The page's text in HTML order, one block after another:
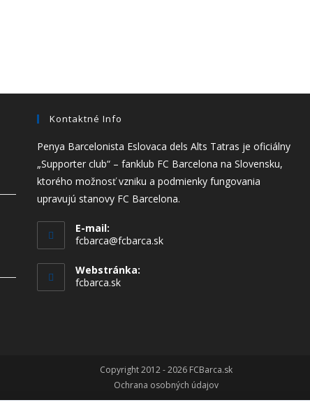
Kontaktné Info
Penya Barcelonista Eslovaca dels Alts Tatras je oficiálny
„Supporter club“ – fanklub FC Barcelona na Slovensku,
ktorého možnosť vzniku a podmienky fungovania
upravujú stanovy FC Barcelona.
E-mail:
fcbarca@fcbarca.skOpens
Webstránka:
fcbarca.sk
Copyright 2012 - 2026 FCBarca.sk
Ochrana osobných údajov